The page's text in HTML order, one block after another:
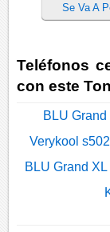
Se Va A
Teléfonos
con este
BLU Grand
Verykool
BLU Grand XL|